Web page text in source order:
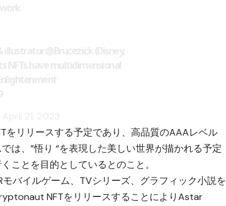
リリースする予定であり、高品質のAAAレベル
は、”悟り “を表現した美しい世界が描かれる予定
ことを目的としているとのこと。
モバイルゲーム、TVシリーズ、グラフィック小説を
NFTをリリースすることによりAstar